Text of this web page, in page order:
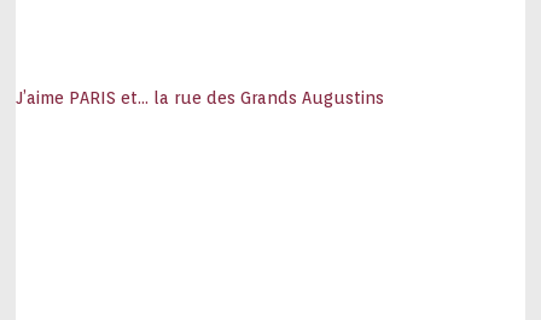
J’aime PARIS et… la rue des Grands Augustins